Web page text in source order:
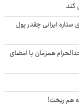
کند
ستاره ایرانی چقدر پول
همزمان با امضای
هم ریخت!